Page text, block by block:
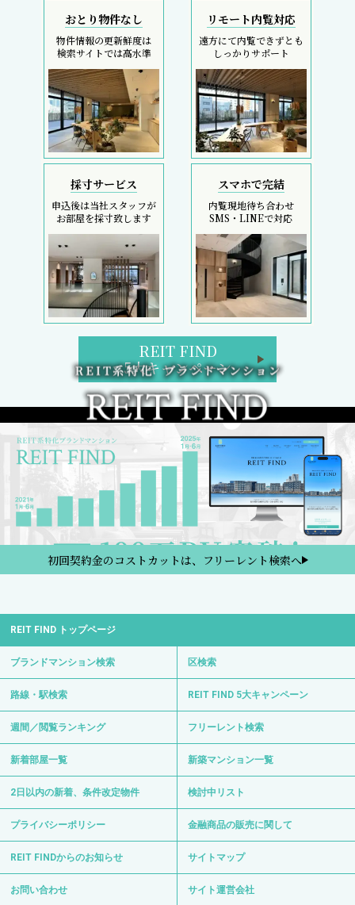
おとり物件なし
物件情報の更新鮮度は
検索サイトでは高水準
リモート内覧対応
遠方にて内覧できずとも
しっかりサポート
採寸サービス
申込後は当社スタッフが
お部屋を採寸致します
スマホで完結
内覧現地待ち合わせ
SMS・LINEで対応
REIT FIND
5大キャンペーン
初回契約金のコストカットは、フリーレント検索へ
REIT FIND トップページ
ブランドマンション検索 区検索
路線・駅検索 REIT FIND 5大キャンペーン
週間／閲覧ランキング フリーレント検索
新着部屋一覧 新築マンション一覧
2日以内の新着、条件改定物件 検討中リスト
プライバシーポリシー 金融商品の販売に関して
REIT FINDからのお知らせ サイトマップ
お問い合わせ サイト運営会社